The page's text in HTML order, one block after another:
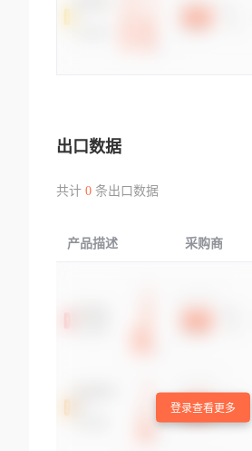
出口数据
共计 0条出口数据
产品描述 采购商
登录查看更多